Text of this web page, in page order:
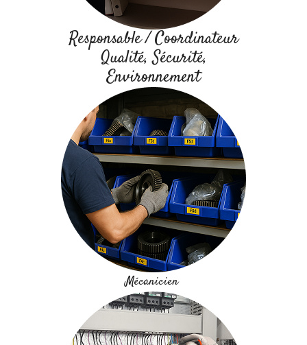
Responsable / Coordinateur
Qualité, Sécurité,
Environnement
Mécanicien